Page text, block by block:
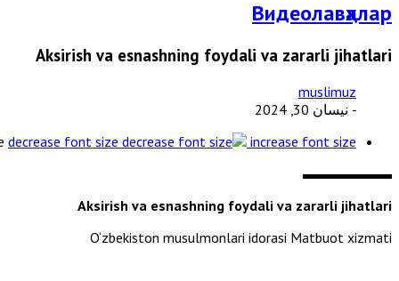
Видеолавҳалар
Aksirish va esnashning foydali va zararli jihatlari
muslimuz
- نيسان 30, 2024
decrease font size increase font size
Aksirish va esnashning foydali va zararli jihatlari
O‘zbekiston musulmonlari idorasi Matbuot xizmati